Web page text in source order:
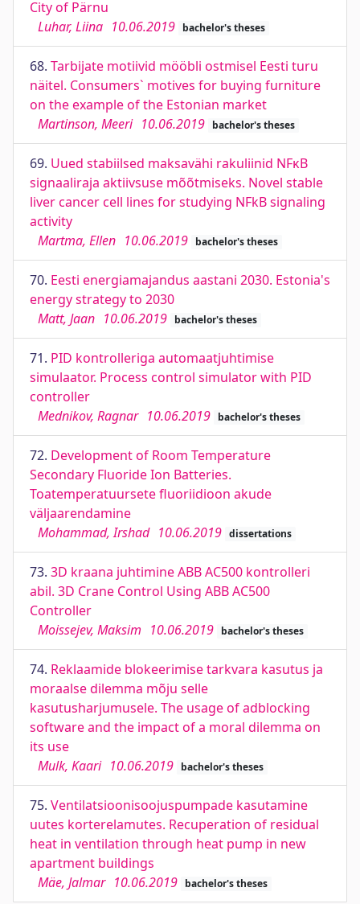
City of Pärnu
Luhar, Liina 10.06.2019 bachelor's theses
68. Tarbijate motiivid mööbli ostmisel Eesti turu
näitel. Consumers` motives for buying furniture
on the example of the Estonian market
Martinson, Meeri 10.06.2019 bachelor's theses
69. Uued stabiilsed maksavähi rakuliinid NFκB
signaaliraja aktiivsuse mõõtmiseks. Novel stable
liver cancer cell lines for studying NFkB signaling
activity
Martma, Ellen 10.06.2019 bachelor's theses
70. Eesti energiamajandus aastani 2030. Estonia's
energy strategy to 2030
Matt, Jaan 10.06.2019 bachelor's theses
71. PID kontrolleriga automaatjuhtimise
simulaator. Process control simulator with PID
controller
Mednikov, Ragnar 10.06.2019 bachelor's theses
72. Development of Room Temperature
Secondary Fluoride Ion Batteries.
Toatemperatuursete fluoriidioon akude
väljaarendamine
Mohammad, Irshad 10.06.2019 dissertations
73. 3D kraana juhtimine ABB AC500 kontrolleri
abil. 3D Crane Control Using ABB AC500
Controller
Moissejev, Maksim 10.06.2019 bachelor's theses
74. Reklaamide blokeerimise tarkvara kasutus ja
moraalse dilemma mõju selle
kasutusharjumusele. The usage of adblocking
software and the impact of a moral dilemma on
its use
Mulk, Kaari 10.06.2019 bachelor's theses
75. Ventilatsioonisoojuspumpade kasutamine
uutes korterelamutes. Recuperation of residual
heat in ventilation through heat pump in new
apartment buildings
Mäe, Jalmar 10.06.2019 bachelor's theses